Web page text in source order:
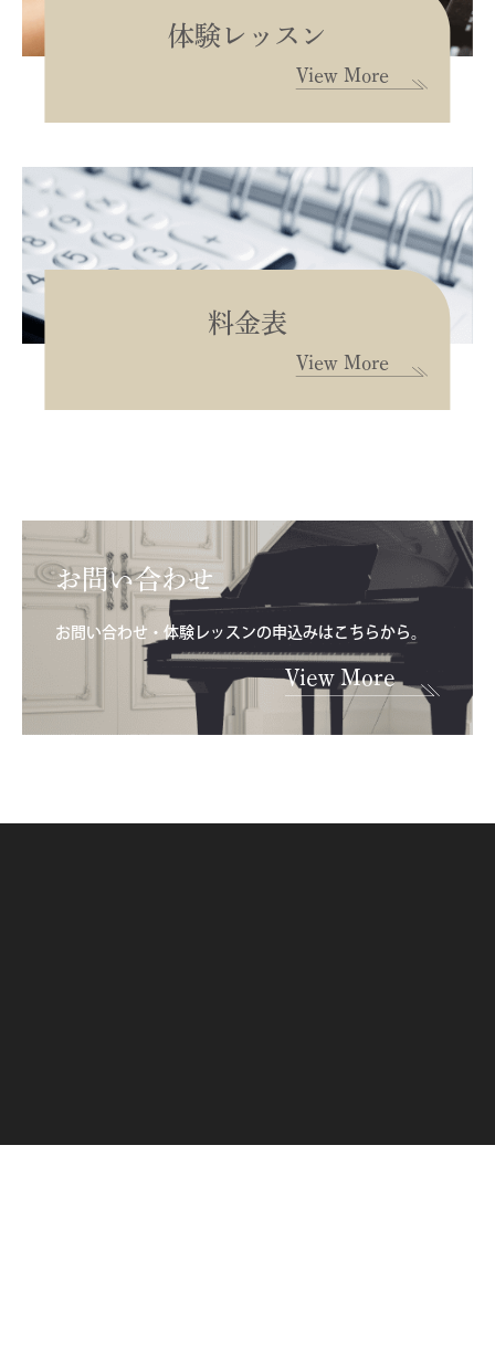
体験レッスン
View More
料金表
View More
お問い合わせ
お問い合わせ・体験レッスンの申込みはこちらから。
View More